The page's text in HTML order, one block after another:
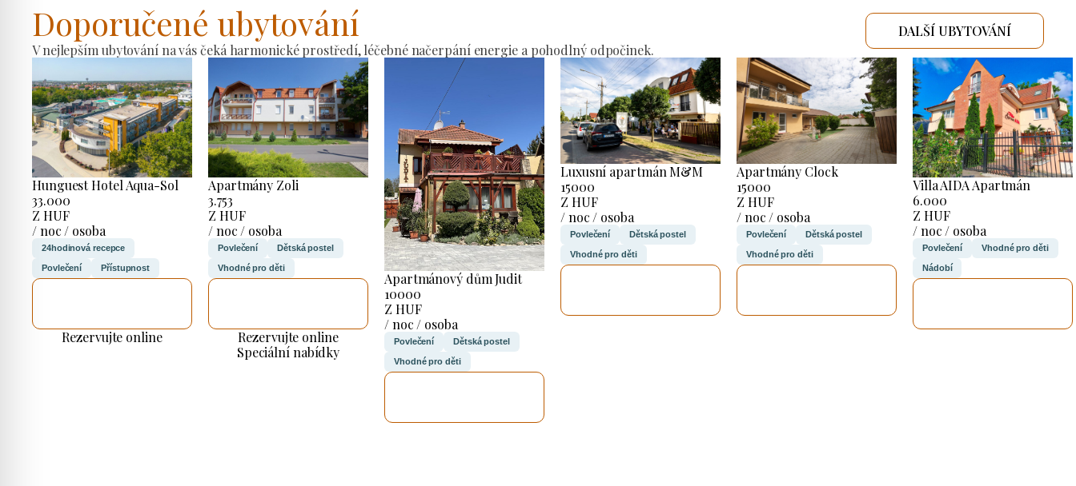
Doporučené ubytování
V nejlepším ubytování na vás čeká harmonické prostředí, léčebné načerpání energie a pohodlný odpočinek.
DALŠÍ UBYTOVÁNÍ
Hunguest Hotel Aqua-Sol
33.000
Z HUF
/ noc / osoba
24hodinová recepce
Povlečení Přístupnost
Rezervujte online
Apartmány Zoli
3.753
Z HUF
/ noc / osoba
Povlečení Dětská postel
Vhodné pro děti
Rezervujte online
Speciální nabídky
Apartmánový dům Judit
10000
Z HUF
/ noc / osoba
Povlečení Dětská postel
Vhodné pro děti
Luxusní apartmán M&M
15000
Z HUF
/ noc / osoba
Povlečení Dětská postel
Vhodné pro děti
Apartmány Clock
15000
Z HUF
/ noc / osoba
Povlečení Dětská postel
Vhodné pro děti
Villa AIDA Apartmán
6.000
Z HUF
/ noc / osoba
Povlečení Vhodné pro děti
Nádobí